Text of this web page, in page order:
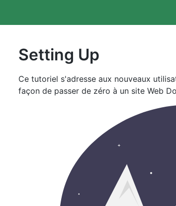
Setting Up
Ce tutoriel s'adresse aux nouveaux
façon de passer de zéro à un site Web